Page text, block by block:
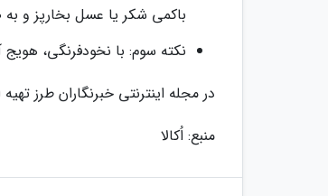
باکمی شکر یا عسل بخارپز و
نکته سوم: با نخودفرنگی،
در مجله اینترنتی خبرنگاران طرز
منبع: اُکالا